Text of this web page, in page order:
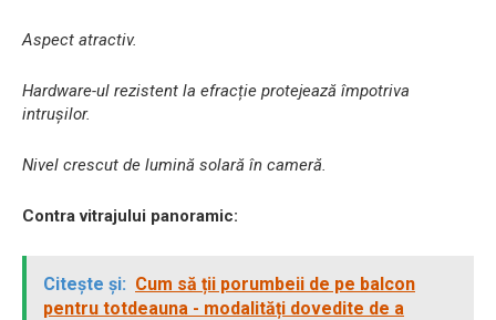
Aspect atractiv.
Hardware-ul rezistent la efracție protejează împotriva
intrușilor.
Nivel crescut de lumină solară în cameră.
Contra vitrajului panoramic:
Citește și: Cum să ții porumbeii de pe balcon
pentru totdeauna - modalități dovedite de a